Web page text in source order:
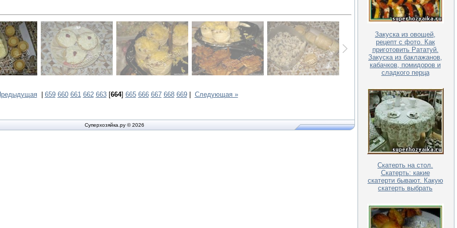
| 659 660 661 662 663[664] 665 666 667 668 669| Следующая »
Суперхозяйка.ру © 2026
Закуска из овощей,
рецепт с фото. Как
приготовить Рататуй.
Закуска из баклажанов,
кабачков, помидоров и
сладкого перца
Скатерть на стол.
Скатерть: какие
скатерти бывают. Какую
скатерть выбрать